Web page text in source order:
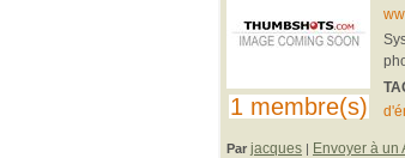
1 membre(s)
Par jacques | Envoyer à un